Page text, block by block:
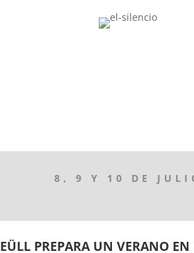
8, 9 Y 10 DE
PREPARA UN VERANO EN